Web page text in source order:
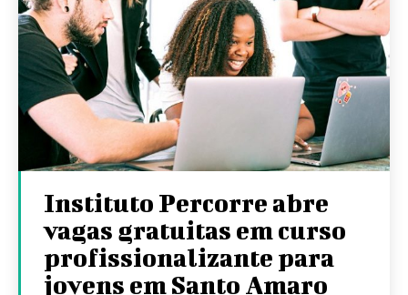
Instituto Percorre abre
vagas gratuitas em curso
profissionalizante para
jovens em Santo Amaro